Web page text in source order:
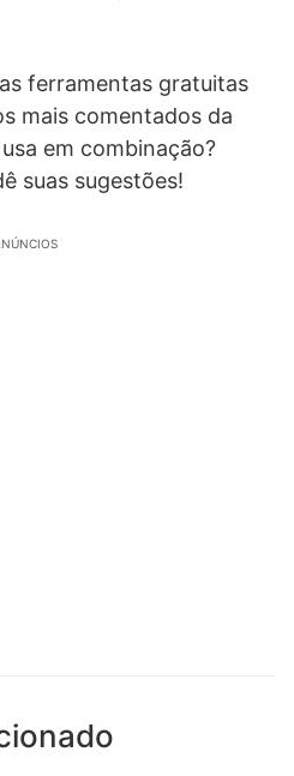
ferramentas gratuitas
mais comentados da
em combinação?
suas sugestões!